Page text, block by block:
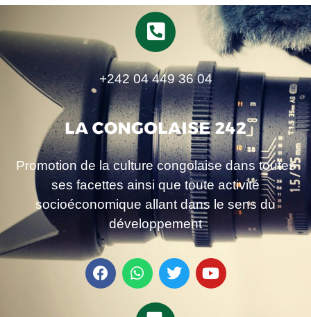
+242 04 449 36 04
Promotion de la culture congolaise dans toutes
ses facettes ainsi que toute activité
socioéconomique allant dans le sens du
développement